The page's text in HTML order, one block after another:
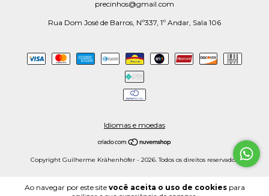
Ao navegar por este site você aceita o uso de cookiespara
precinhos@gmail.com
Rua Dom José de Barros, Nº337, 1º Andar, Sala 106
Idiomas e moedas
Copyright Guilherme Krähenhöfer - 2026. Todos os direitos reservados.